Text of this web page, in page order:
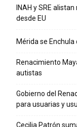
INAH y SRE
desde EU
Mérida se
Renacimiento
autistas
Gobierno del
para usuarias y
Cecilia Patrón